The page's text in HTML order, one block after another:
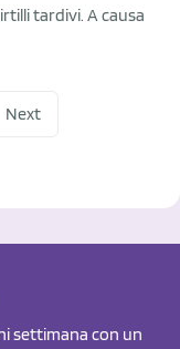
tardivi. A causa
Next
settimana con un